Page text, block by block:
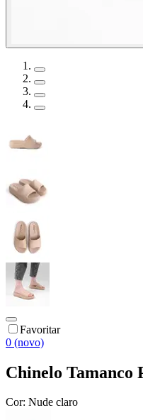
Favoritar
0 (novo)
Chinelo Tamanco
Cor: Nude claro